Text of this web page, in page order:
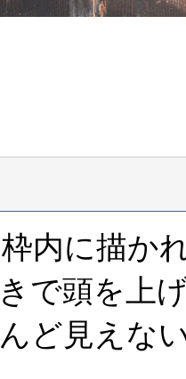
内に描か
で頭を上
ど見えな